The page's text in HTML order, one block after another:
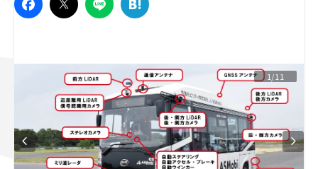
1/11
Campaign
スズキ ジムニー｜Suzuki Jimny
スズキ｜Suzuki
マツダ｜Mazda
マツダ ロードスター｜Mazda Roadster